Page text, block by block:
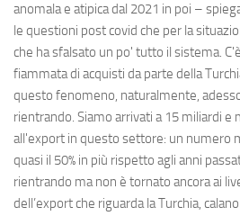
anomala e atipica dal 2021 in poi –
le questioni post covid che per la
che ha sfalsato un po' tutto il sistema.
fiammata di acquisti da parte della
questo fenomeno, naturalmente,
rientrando. Siamo arrivati a 15 miliardi e
all'export in questo settore: un numero
quasi il 50% in più rispetto agli anni
rientrando ma non è tornato ancora ai
dell’export che riguarda la Turchia,